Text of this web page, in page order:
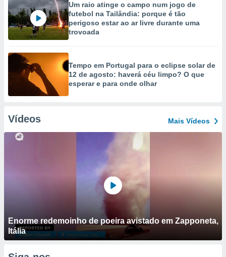
Um raio atinge o campo num jogo de
futebol na Tailândia: porque é tão
perigoso estar ao ar livre durante uma
trovoada
Tempo em Portugal para o eclipse solar de
12 de agosto: haverá céu limpo? O que
esperar e para onde olhar
Vídeos Mais Vídeos
Enorme redemoinho de poeira avistado em Zapponeta,
Itália